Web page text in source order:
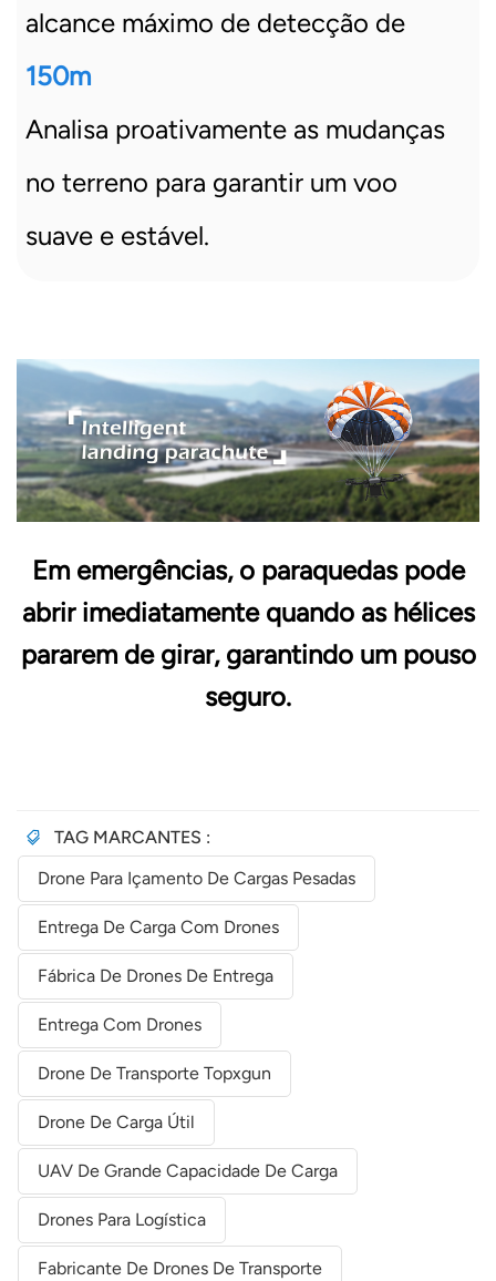
alcance máximo de detecção de
150m
Analisa proativamente as mudanças
no terreno para garantir um voo
suave e estável.
Em emergências, o paraquedas pode
abrir imediatamente quando as hélices
pararem de girar, garantindo um pouso
seguro.
TAG MARCANTES :
Drone Para Içamento De Cargas Pesadas
Entrega De Carga Com Drones
Fábrica De Drones De Entrega
Entrega Com Drones
Drone De Transporte Topxgun
Drone De Carga Útil
UAV De Grande Capacidade De Carga
Drones Para Logística
Fabricante De Drones De Transporte